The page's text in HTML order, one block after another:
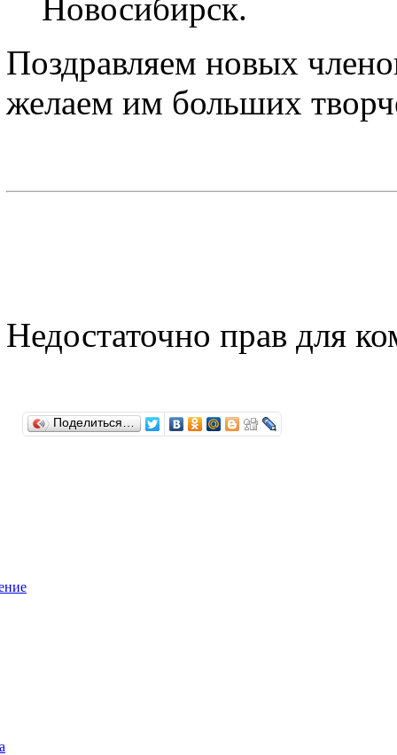
Новосибирск.
Поздравляем новых
желаем им больших
Недостаточно прав для
Поделиться…